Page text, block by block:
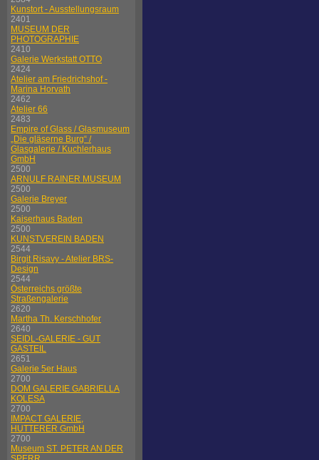
Kunstort - Ausstellungsraum
2401
MUSEUM DER
PHOTOGRAPHIE
2410
Galerie Werkstatt OTTO
2424
Atelier am Friedrichshof -
Marina Horvath
2462
Atelier 66
2483
Empire of Glass / Glasmuseum
„Die gläserne Burg“ /
Glasgalerie / Kuchlerhaus
GmbH
2500
ARNULF RAINER MUSEUM
2500
Galerie Breyer
2500
Kaiserhaus Baden
2500
KUNSTVEREIN BADEN
2544
Birgit Risavy - Atelier BRS-
Design
2544
Österreichs größte
Straßengalerie
2620
Martha Th. Kerschhofer
2640
SEIDL-GALERIE - GUT
GASTEIL
2651
Galerie 5er Haus
2700
DOM GALERIE GABRIELLA
KOLESA
2700
IMPACT GALERIE,
HUTTERER GmbH
2700
Museum ST. PETER AN DER